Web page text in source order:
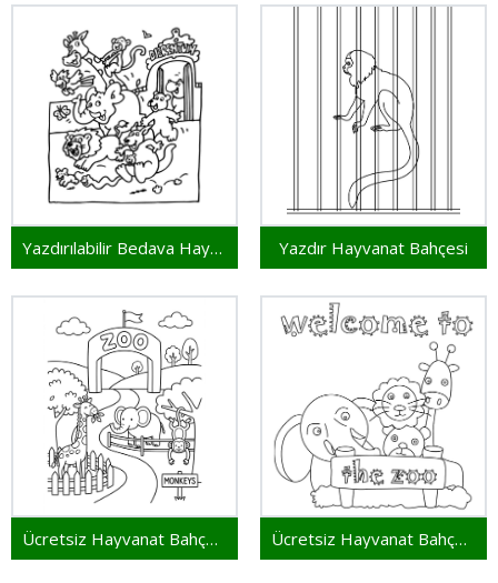
Yazdırılabilir Bedava Hayvanat Bahçesi Yazdır Hayvanat Bahçesi
Ücretsiz Hayvanat Bahçesi Ücretsiz Hayvanat Bahçesi Yazdırılabilir